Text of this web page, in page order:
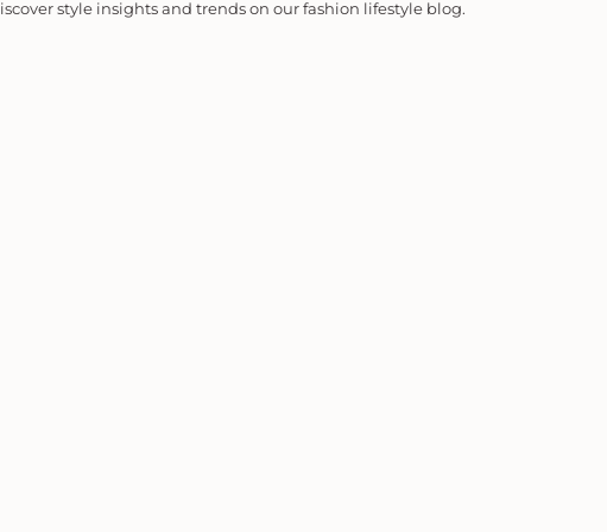
style insights and trends on our fashion lifestyle blog.